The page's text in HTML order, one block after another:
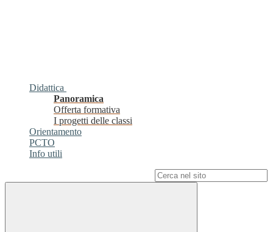
Didattica
Panoramica
Offerta formativa
I progetti delle classi
Orientamento
PCTO
Info utili